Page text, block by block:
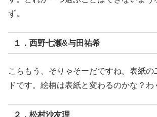
ず。
１．西野七瀬&与田祐希
こらもう、そりゃそーだですね。表紙の
ドです。絵柄は表紙と変わるのかな？わ
２．松村沙友理